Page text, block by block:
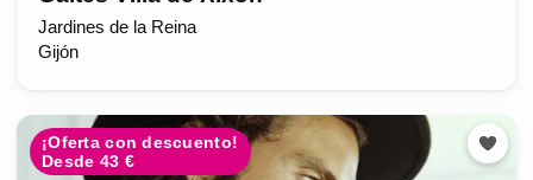
Jardines de la Reina
Gijón
¡Oferta con descuento!
Desde 43 €